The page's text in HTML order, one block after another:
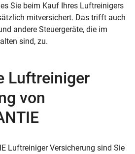
Sie beim Kauf Ihres Luftreinigers
mitversichert. Das trifft auch
andere Steuergeräte, die im
sind, zu.
Luftreiniger
von
Luftreiniger Versicherung sind Sie